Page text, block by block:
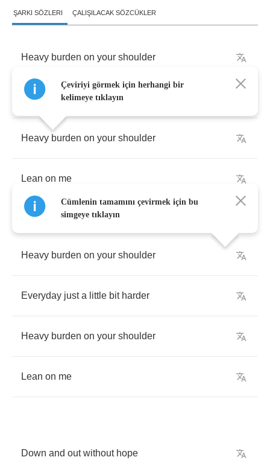
ŞARKI SÖZLERI ÇALIŞILACAK SÖZCÜKLER
Heavy burden on your shoulder
Lean me
Heavy burden on your shoulder
Lean on me
Heavy burden on your shoulder
Everyday just a little bit harder
Heavy burden on your shoulder
Lean on me
Down and out without hope
Çeviriyi görmek için herhangi bir
kelimeye tıklayın
Cümlenin tamamını çevirmek için bu
simgeye tıklayın